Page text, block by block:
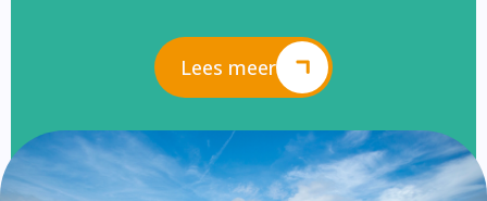
Lees meer